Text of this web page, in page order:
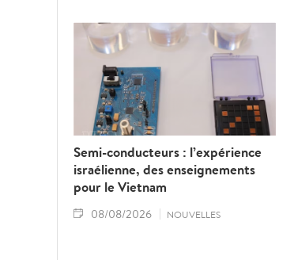
Semi-conducteurs : l’expérience
israélienne, des enseignements
pour le Vietnam
08/08/2026 NOUVELLES